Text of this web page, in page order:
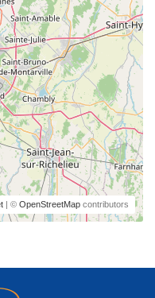
| © OpenStreetMap contributors